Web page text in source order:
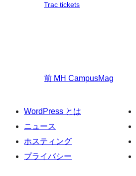
Trac tickets
前 MH CampusMag
WordPress とは
ニュース
ホスティング
プライバシー